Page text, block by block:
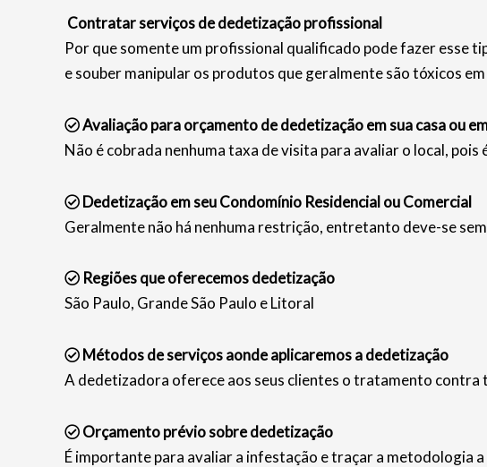
Contratar serviços de dedetização profissional
Por que somente um profissional qualificado pode fazer esse
e souber manipular os produtos que geralmente são tóxicos
Avaliação para orçamento de dedetização em sua casa ou
Não é cobrada nenhuma taxa de visita para avaliar o local,
Dedetização em seu Condomínio Residencial ou Comercial
Geralmente não há nenhuma restrição, entretanto deve-se
Regiões que oferecemos dedetização
São Paulo, Grande São Paulo e Litoral
Métodos de serviços aonde aplicaremos a dedetização
A dedetizadora oferece aos seus clientes o tratamento
Orçamento prévio sobre dedetização
É importante para avaliar a infestação e traçar a metodologia a